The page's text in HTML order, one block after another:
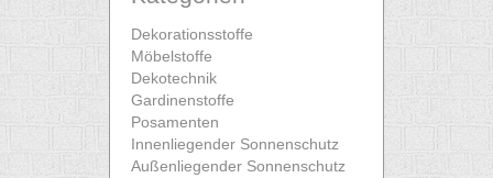
Dekorationsstoffe
Möbelstoffe
Dekotechnik
Gardinenstoffe
Posamenten
Innenliegender Sonnenschutz
Außenliegender Sonnenschutz